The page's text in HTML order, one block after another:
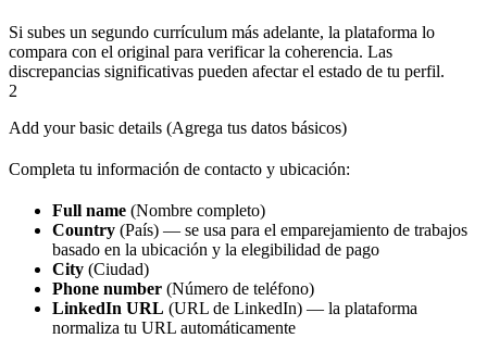
Si subes un segundo currículum más adelante, la plataforma lo
compara con el original para verificar la coherencia. Las
discrepancias significativas pueden afectar el estado de tu perfil.
2
Add your basic details (Agrega tus datos básicos)
Completa tu información de contacto y ubicación:
Full name (Nombre completo)
Country (País) — se usa para el emparejamiento de trabajos
basado en la ubicación y la elegibilidad de pago
City (Ciudad)
Phone number (Número de teléfono)
LinkedIn URL (URL de LinkedIn) — la plataforma
normaliza tu URL automáticamente